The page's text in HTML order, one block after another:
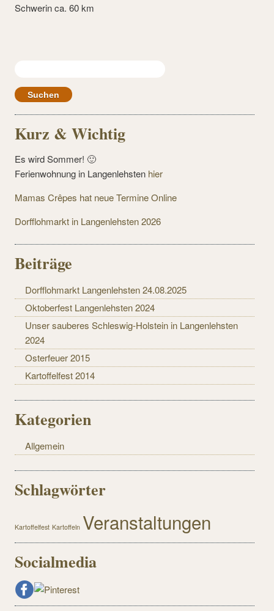
Schwerin ca. 60 km
Kurz & Wichtig
Es wird Sommer! 🙂
Ferienwohnung in Langenlehsten hier
Mamas Crêpes hat neue Termine Online
Dorfflohmarkt in Langenlehsten 2026
Beiträge
Dorfflohmarkt Langenlehsten 24.08.2025
Oktoberfest Langenlehsten 2024
Unser sauberes Schleswig-Holstein in Langenlehsten
2024
Osterfeuer 2015
Kartoffelfest 2014
Kategorien
Allgemein
Schlagwörter
Kartoffelfest Kartoffeln Veranstaltungen
Socialmedia